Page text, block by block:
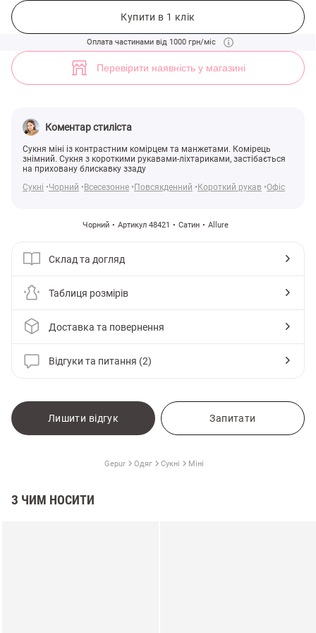
Купити в 1 клік
Оплата частинами від 1000 грн/міс
Перевірити наявність у магазині
Коментар стиліста
Сукня міні із контрастним комірцем та манжетами. Комірець
знімний. Сукня з короткими рукавами-ліхтариками, застібається
на приховану блискавку ззаду
Сукні
Чорний Всесезонне Повсякденний Короткий рукав Офіс
Чорний Артикул 48421 Сатин Allure
Склад та догляд
Таблиця розмірів
Доставка та повернення
Відгуки та питання (2)
Лишити відгук Запитати
Gepur Одяг Сукні Міні
З ЧИМ НОСИТИ
Сатинова сукня міні з контрастним коміром та манжетами (арт.